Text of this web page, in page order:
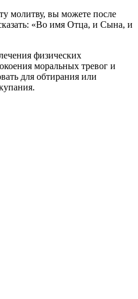
молитву, вы можете после
«Во имя Отца, и Сына, и
физических
моральных тревог и
для обтирания или